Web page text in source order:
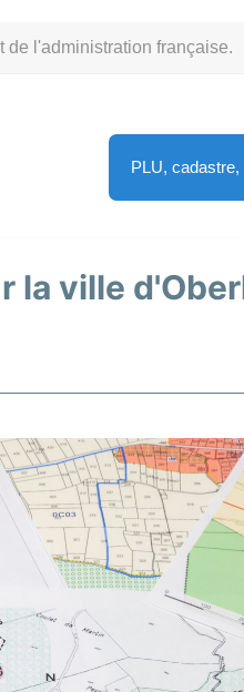
de l'administration française.
PLU,
la ville